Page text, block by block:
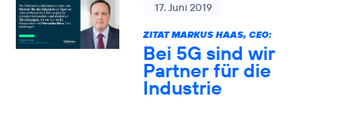
17. Juni 2019
ZITAT MARKUS HAAS, CEO:
Bei 5G sind wir
Partner für die
Industrie